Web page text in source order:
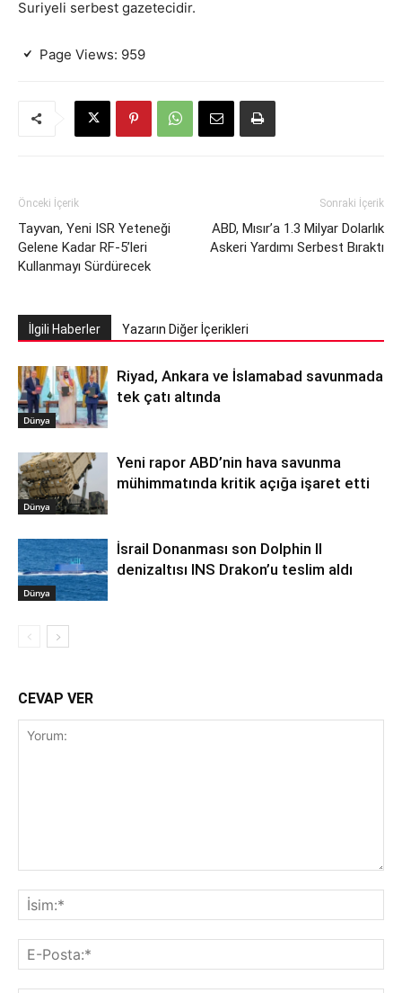
Suriyeli serbest gazetecidir.
Page Views: 959
Önceki İçerik
Tayvan, Yeni ISR Yeteneği
Gelene Kadar RF-5’leri
Kullanmayı Sürdürecek
Sonraki İçerik
ABD, Mısır’a 1.3 Milyar Dolarlık
Askeri Yardımı Serbest Bıraktı
İlgili Haberler Yazarın Diğer İçerikleri
Dünya
Riyad, Ankara ve İslamabad savunmada
tek çatı altında
Dünya
Yeni rapor ABD’nin hava savunma
mühimmatında kritik açığa işaret etti
Dünya
İsrail Donanması son Dolphin II
denizaltısı INS Drakon’u teslim aldı
CEVAP VER